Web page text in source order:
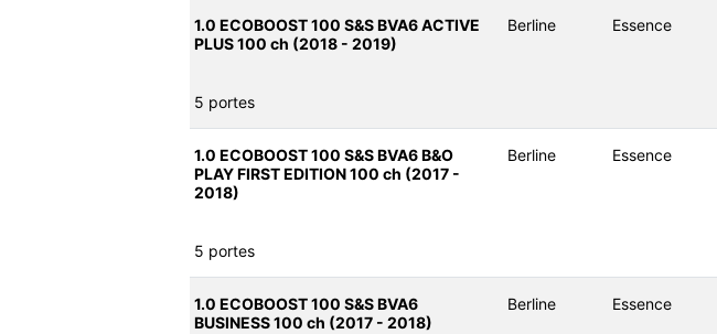
1.0 ECOBOOST 100 S&S BVA6 ACTIVE
PLUS 100 ch (2018 - 2019)
Berline Essence
5 portes
1.0 ECOBOOST 100 S&S BVA6 B&O
PLAY FIRST EDITION 100 ch (2017 -
2018)
Berline Essence
5 portes
1.0 ECOBOOST 100 S&S BVA6
BUSINESS 100 ch (2017 - 2018)
Berline Essence